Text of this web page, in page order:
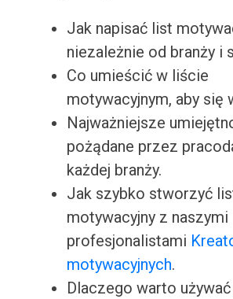
Jak napisać list
niezależnie od branży i
Co umieścić w liście
motywacyjnym, aby się
Najważniejsze
pożądane przez
każdej branży.
Jak szybko stworzyć
motywacyjny z naszymi
profesjonalistami
motywacyjnych.
Dlaczego warto używać